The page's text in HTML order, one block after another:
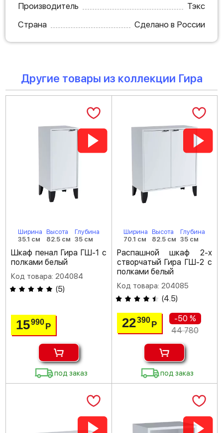
Производитель
Тэкс
Страна
Сделано в России
Другие товары из коллекции Гира
Ширина
35.1 см
Высота
82.5 см
Глубина
35 см
Шкаф пенал Гира ГШ-1 с
полками белый
Код товара: 204084
(5)
15990Р
под заказ
Ширина
70.1 см
Высота
82.5 см
Глубина
35 см
Распашной шкаф 2-х
створчатый Гира ГШ-2 с
полками белый
Код товара: 204085
(4.5)
22390 Р
-50 %
44 780
под заказ